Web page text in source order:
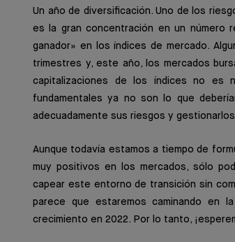
Un año de diversificación. Uno de los
es la gran concentración en un número
ganador» en los índices de mercado.
trimestres y, este año, los mercados
capitalizaciones de los índices no es
fundamentales ya no son lo que
adecuadamente sus riesgos y
Aunque todavía estamos a tiempo de
muy positivos en los mercados, sólo
capear este entorno de transición sin
parece que estaremos caminando en
crecimiento en 2022. Por lo tanto,